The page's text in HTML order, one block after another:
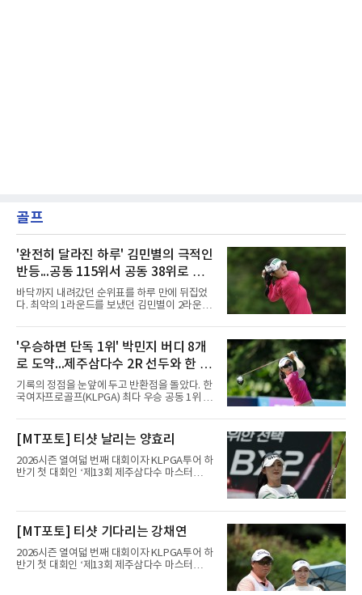
골프
'완전히 달라진 하루' 김민별의 극적인
반등...공동 115위서 공동 38위로 도
약
바닥까지 내려갔던 순위표를 하루 만에 뒤집었
다. 최악의 1라운드를 보냈던 김민별이 2라운드
귀포의 테디밸리 골프앤리조트(파72)에서 열린
2026시즌 한국여자프로골프(KLPGA) 투어 제주
삼다수 마스터스(총상금 10억 원) 2라운드에서
보기 없이 버디만 7개를 잡아 7언더파 65타를 쳤
다. 중간합계 1언더파 143타를 기록한 그는 전날
공동 115위에서 무려 77계단 뛰어오른 공동 38
위로 컷을 통과했다. 이번 대회 컷 기준은 1오버
오버파 78타로 공동 115위에 머물러 컷 탈락이
'우승하면 단독 1위' 박민지 버디 8개
로 도약...제주삼다수 2R 선두와 한 타
차
기록의 정점을 눈앞에 두고 반환점을 돌았다. 한
국여자프로골프(KLPGA) 최다 우승 공동 1위 박
서 선두권으로 올라섰다.통산 20승의 박민지는
7일 제주 서귀포시 테디밸리 골프앤리조트(파
72)에서 열린 2라운드에서 버디 8개와 보기 1개
를 묶어 7언더파 65타를 쳤다. 1라운드에서 71
타로 공동 30위에 머물렀던 그는 8언더파 136타
박민지는 이번 대회에서 우승하면 KLPGA 통산
[MT포토] 티샷 날리는 양효리
2026시즌 열여덟 번째 대회이자 KLPGA투어 하
반기 첫 대회인 ‘제13회 제주삼다수 마스터
트(파72/6,767야드)에서 열리고 있다.7일 현재
2라운드 경기가 펼쳐지고 있다.양효리가 12번
홀에서 경기하고 있다.
[MT포토] 티샷 기다리는 강채연
2026시즌 열여덟 번째 대회이자 KLPGA투어 하
반기 첫 대회인 ‘제13회 제주삼다수 마스터